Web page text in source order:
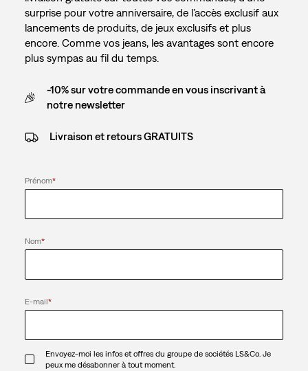
surprise pour votre anniversaire, de l’accès exclusif aux
lancements de produits, de jeux exclusifs et plus
encore. Comme vos jeans, les avantages sont encore
plus sympas au fil du temps.
-10% sur votre commande en vous inscrivant à
notre newsletter
Livraison et retours GRATUITS
Prénom*
Nom*
E-mail*
Envoyez-moi les infos et offres du groupe de sociétés LS&Co. Je
peux me désabonner à tout moment.